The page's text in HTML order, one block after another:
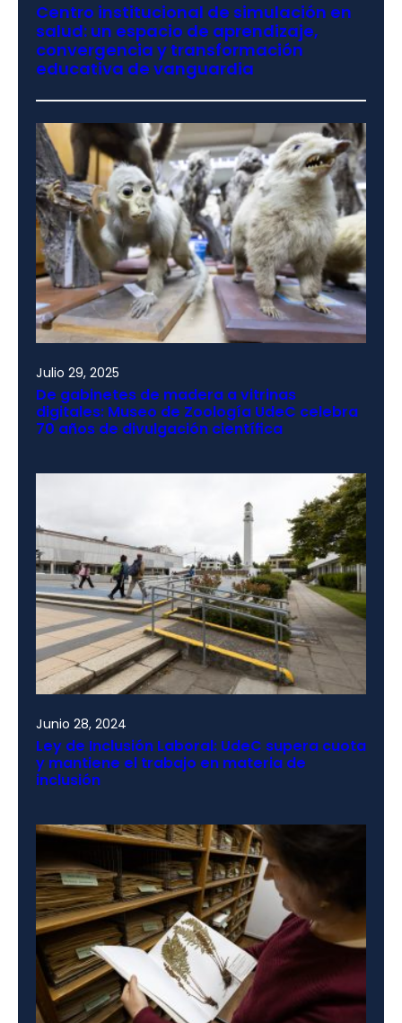
Centro institucional de simulación en
salud: un espacio de aprendizaje,
convergencia y transformación
educativa de vanguardia
Julio 29, 2025
De gabinetes de madera a vitrinas
digitales: Museo de Zoología UdeC celebra
70 años de divulgación científica
Junio 28, 2024
Ley de Inclusión Laboral: UdeC supera cuota
y mantiene el trabajo en materia de
inclusión